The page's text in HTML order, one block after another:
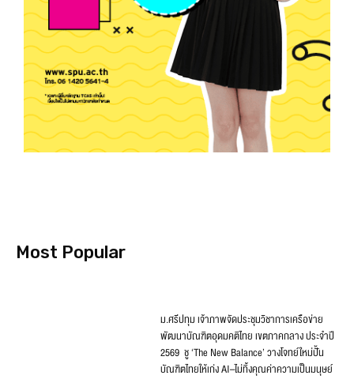
Most Popular
ม.ศรีปทุม เจ้าภาพจัดประชุมวิชาการเครือข่าย
พัฒนาบัณฑิตอุดมคติไทย เขตภาคกลาง ประจำปี
2569 ชู ‘The New Balance’ วางโจทย์ใหม่ปั้น
บัณฑิตไทยให้เก่ง AI–ไม่ทิ้งคุณค่าความเป็นมนุษย์